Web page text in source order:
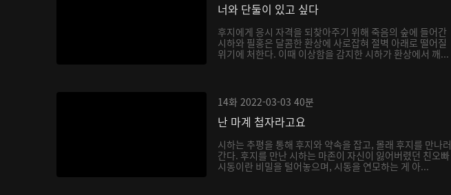
너와 단둘이 있고 싶다
후지에게 응시 자격을 되찾아주기 위해 죽음의 숲에 들어간
시하와 필홍은 달콤한 환상에 사로잡혀 절벽 아래로 떨어질
위기에 처한다. 이때 이상함을 감지한 시하가 환상에서 깨...
14화 2022-03-03 40분
난 마계 첩자라고요
시하는 추평을 통해 후지와 약속을 잡고, 몰래 후지를 만나러
간다. 후지를 만난 시하는 마존이 자신이 잃어버렸던 친오빠
시동이란 비밀을 털어놓으며, 시동을 연모하는 게 아...